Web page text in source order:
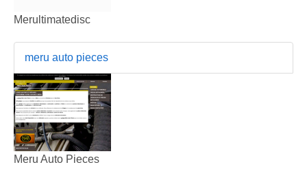
Merultimatedisc
meru auto pieces
Meru Auto Pieces